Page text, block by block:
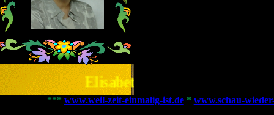
Elisabeth Rosing
*** www.weil-zeit-einmalig-ist.de* www.schau-